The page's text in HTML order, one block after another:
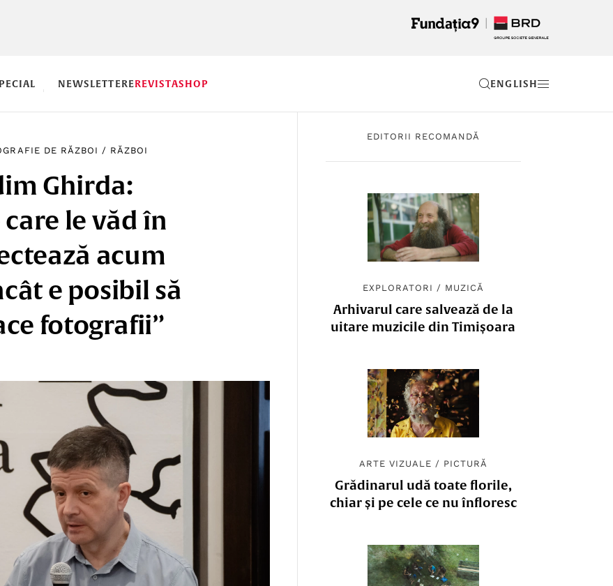
NEWSLETTEREREVISTASHOP EN
DE RĂZBOI / RĂZBOI
Ghirda:
le văd în
acum
e posibil să
fotografii”
EDITORII RECOMANDĂ
EXPLORATORI / MUZICĂ
Arhivarul care salvează de la
uitare muzicile din Timișoara
ARTE VIZUALE / PICTURĂ
Grădinarul udă toate florile,
chiar și pe cele ce nu înfloresc